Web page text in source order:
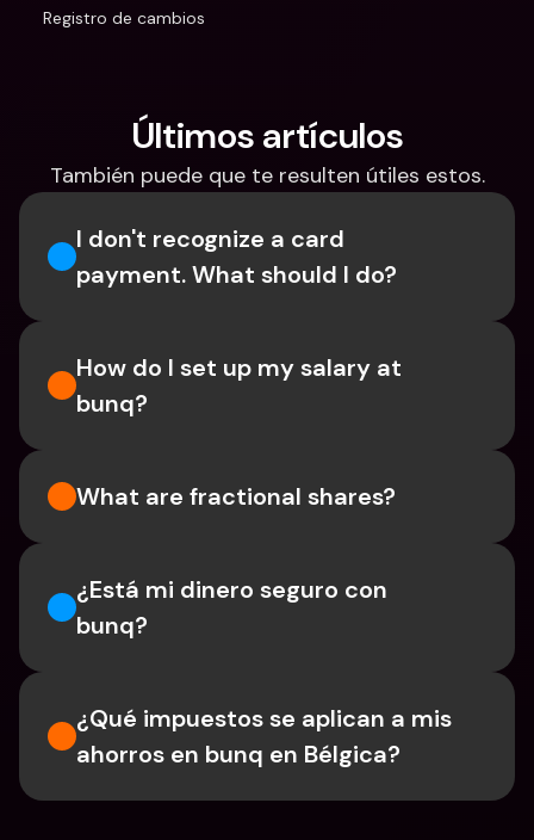
Registro de cambios
Últimos artículos
También puede que te resulten útiles estos.
I don't recognize a card
payment. What should I do?
How do I set up my salary at
bunq?
What are fractional shares?
¿Está mi dinero seguro con
bunq?
¿Qué impuestos se aplican a mis
ahorros en bunq en Bélgica?